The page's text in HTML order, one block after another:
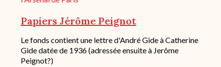
Papiers Jérôme Peignot
Description
succincte
du
Le fonds contient une lettre d'André Gide à Catherine
Gide datée de 1936 (adressée ensuite à Jerôme
Peignot?)